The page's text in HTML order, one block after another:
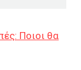
Ποιοι θα